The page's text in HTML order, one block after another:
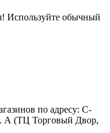
Используйте обычный
по адресу: С-
А (ТЦ Торговый Двор,